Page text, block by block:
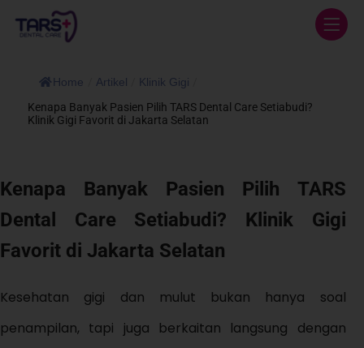
Home Artikel Klinik Gigi
Kenapa Banyak Pasien Pilih TARS Dental Care Setiabudi?
Klinik Gigi Favorit di Jakarta Selatan
Kenapa Banyak Pasien Pilih TARS
Dental Care Setiabudi? Klinik Gigi
Favorit di Jakarta Selatan
Kesehatan gigi dan mulut bukan hanya soal
penampilan, tapi juga berkaitan langsung dengan